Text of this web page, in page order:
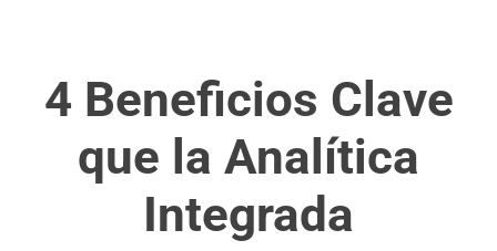
4 Beneficios Clave
que la Analítica
Integrada